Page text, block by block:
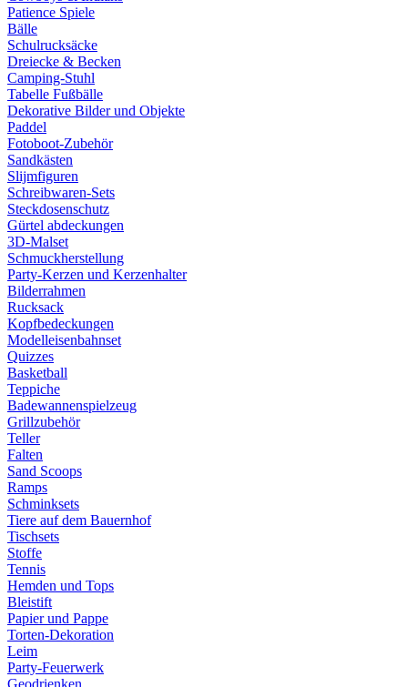
Patience Spiele
Bälle
Schulrucksäcke
Dreiecke & Becken
Camping-Stuhl
Tabelle Fußbälle
Dekorative Bilder und Objekte
Paddel
Fotoboot-Zubehör
Sandkästen
Slijmfiguren
Schreibwaren-Sets
Steckdosenschutz
Gürtel abdeckungen
3D-Malset
Schmuckherstellung
Party-Kerzen und Kerzenhalter
Bilderrahmen
Rucksack
Kopfbedeckungen
Modelleisenbahnset
Quizzes
Basketball
Teppiche
Badewannenspielzeug
Grillzubehör
Teller
Falten
Sand Scoops
Ramps
Schminksets
Tiere auf dem Bauernhof
Tischsets
Stoffe
Tennis
Hemden und Tops
Bleistift
Papier und Pappe
Torten-Dekoration
Leim
Party-Feuerwerk
Geodrienken